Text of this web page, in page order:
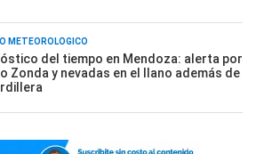
METEOROLÓGICO
del tiempo en Mendoza: alerta por
Zonda y nevadas en el llano además de